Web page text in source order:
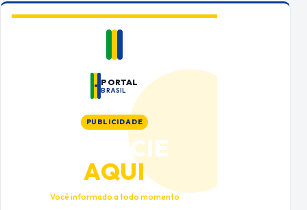
PORTAL
BRASIL
PUBLICIDADE
ANUNCIE
AQUI
Você informado a todo momento